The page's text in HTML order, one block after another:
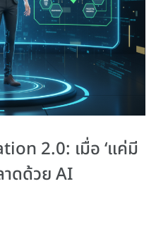
2.0: เมื่อ ‘แค่มี
ดด้วย AI